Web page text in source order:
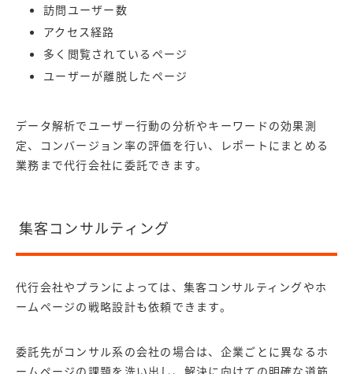
訪問ユーザー数
アクセス経路
多く閲覧されているページ
ユーザーが離脱したページ
データ解析でユーザー行動の分析やキーワードの効果測
定、コンバージョン率の評価を行い、レポートにまとめる
業務まで代行会社に委託できます。
集客コンサルティング
代行会社やプランによっては、集客コンサルティングやホ
ームページの戦略設計も依頼できます。
委託先がコンサル系の会社の場合は、企業ごとに異なるホ
ームページの課題を洗い出し、解決に向けての明確な道筋